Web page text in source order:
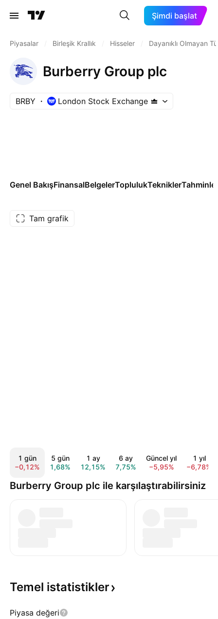
Şimdi başlat
Piyasalar Birleşik Krallık Hisseler Dayanıklı Olmayan
Burberry Group plc
BRBY London Stock Exchange
Genel BakışFinansalBelgelerToplulukTekniklerTahminler
Tam grafik
1 gün
−0,12%
5 gün
1,68%
1 ay
12,15%
6 ay
7,75%
Güncel yıl
−5,95%
1 yıl
−6,78%
Burberry Group plc ile karşılaştırabilirsiniz
Temel istatistikler
Piyasa değeri